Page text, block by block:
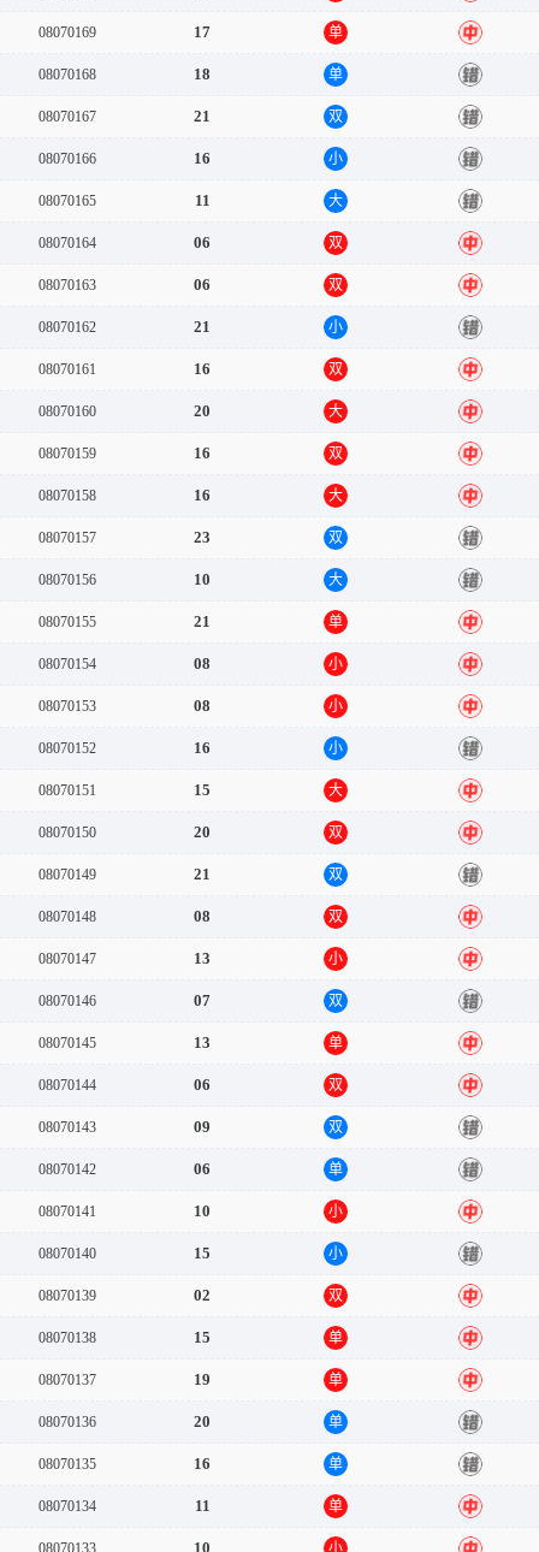
08070169 17 单 中
08070168 18 单 错
08070167 21 双 错
08070166 16 小 错
08070165 11 大 错
08070164 06 双 中
08070163 06 双 中
08070162 21 小 错
08070161 16 双 中
08070160 20 大 中
08070159 16 双 中
08070158 16 大 中
08070157 23 双 错
08070156 10 大 错
08070155 21 单 中
08070154 08 小 中
08070153 08 小 中
08070152 16 小 错
08070151 15 大 中
08070150 20 双 中
08070149 21 双 错
08070148 08 双 中
08070147 13 小 中
08070146 07 双 错
08070145 13 单 中
08070144 06 双 中
08070143 09 双 错
08070142 06 单 错
08070141 10 小 中
08070140 15 小 错
08070139 02 双 中
08070138 15 单 中
08070137 19 单 中
08070136 20 单 错
08070135 16 单 错
08070134 11 单 中
08070133 10 小 中